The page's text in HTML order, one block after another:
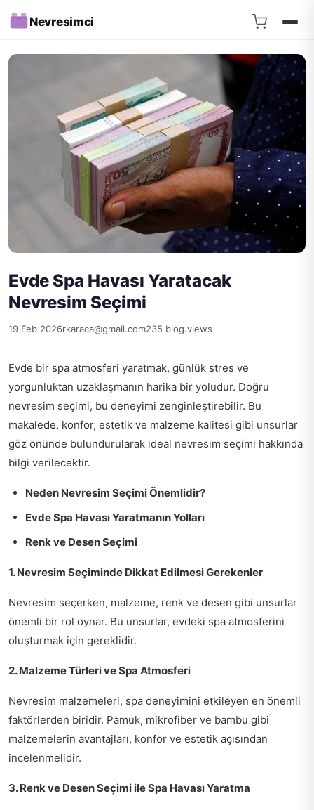
Nevresimci
Evde Spa Havası Yaratacak
Nevresim Seçimi
19 Feb 2026rkaraca@gmail.com235 blog.views
Evde bir spa atmosferi yaratmak, günlük stres ve
yorgunluktan uzaklaşmanın harika bir yoludur. Doğru
nevresim seçimi, bu deneyimi zenginleştirebilir. Bu
makalede, konfor, estetik ve malzeme kalitesi gibi unsurlar
göz önünde bulundurularak ideal nevresim seçimi hakkında
bilgi verilecektir.
Neden Nevresim Seçimi Önemlidir?
Evde Spa Havası Yaratmanın Yolları
Renk ve Desen Seçimi
1. Nevresim Seçiminde Dikkat Edilmesi Gerekenler
Nevresim seçerken, malzeme, renk ve desen gibi unsurlar
önemli bir rol oynar. Bu unsurlar, evdeki spa atmosferini
oluşturmak için gereklidir.
2. Malzeme Türleri ve Spa Atmosferi
Nevresim malzemeleri, spa deneyimini etkileyen en önemli
faktörlerden biridir. Pamuk, mikrofiber ve bambu gibi
malzemelerin avantajları, konfor ve estetik açısından
incelenmelidir.
3. Renk ve Desen Seçimi ile Spa Havası Yaratma